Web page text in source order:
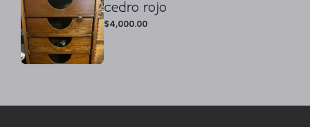
cedro rojo
$4,000.00